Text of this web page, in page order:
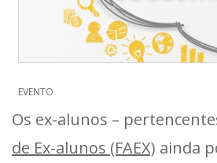
EVENTO
Os ex-alunos –
de Ex-alunos (FAEX) ainda